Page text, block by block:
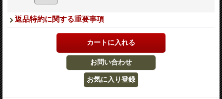
返品特約に関する重要事項